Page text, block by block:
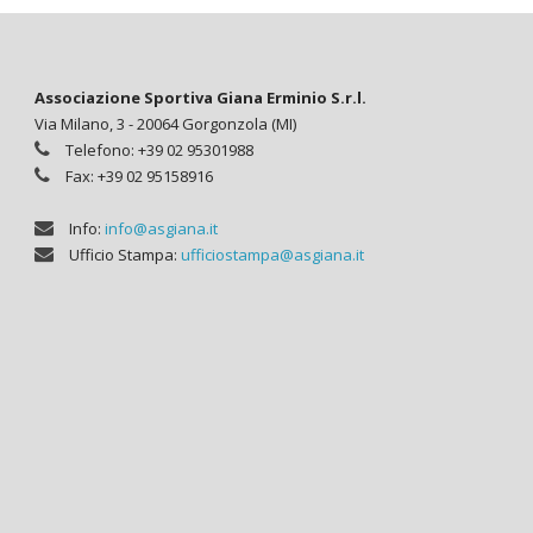
Associazione Sportiva Giana Erminio S.r.l.
Via Milano, 3 - 20064 Gorgonzola (MI)
Telefono: +39 02 95301988
Fax: +39 02 95158916
Info: info@asgiana.it
Ufficio Stampa: ufficiostampa@asgiana.it